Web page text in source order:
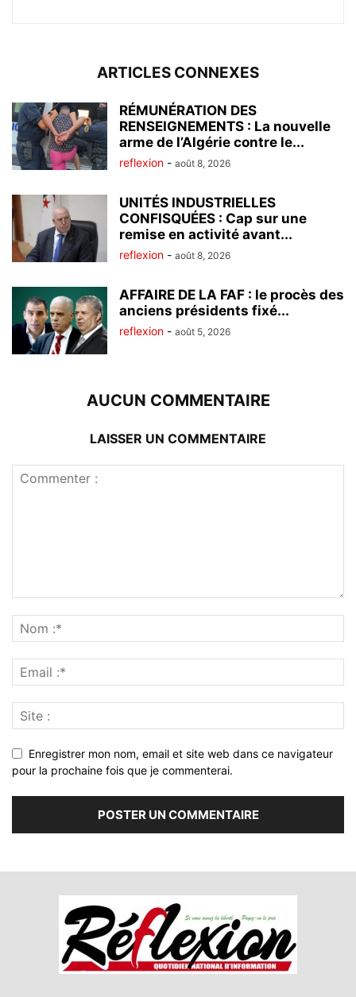
ARTICLES CONNEXES
RÉMUNÉRATION DES
RENSEIGNEMENTS : La nouvelle
arme de l’Algérie contre le...
reflexion - août 8, 2026
UNITÉS INDUSTRIELLES
CONFISQUÉES : Cap sur une
remise en activité avant...
reflexion - août 8, 2026
AFFAIRE DE LA FAF : le procès des
anciens présidents fixé...
reflexion - août 5, 2026
AUCUN COMMENTAIRE
LAISSER UN COMMENTAIRE
Enregistrer mon nom, email et site web dans ce navigateur
pour la prochaine fois que je commenterai.